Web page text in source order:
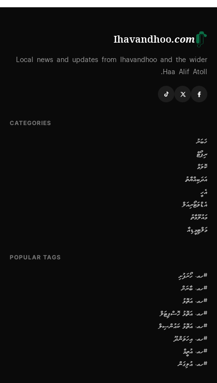
Ihavandhoo.com
Local news and updates from Ihavandhoo and the wider
Haa Alif Atoll.
CATEGORIES
ޚަބަރު
ރިޕޯޓް
ކޮލަމް
އަދަބިއްޔާތު
އެހީ
އެޑްވަޓޯރިއަލް
މައުލޫމާތު
މަލްޓިމީޑިއާ
POPULAR TAGS
#ހއ. ހޯރަފުށި
#ހއ. ބާރަށް
#ހއ. އަތޮޅު
#ހއ. އަތޮޅު ހޮސްޕިޓަލް
#ހއ. އަތޮޅު ކައުންސިލް
#ހއ. އިހަވަންދޫ
#ހއ. އުތީމް
#ހއ. އުލިގަން